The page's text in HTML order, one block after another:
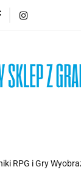
Nowości
Brydż, Poker
RPG i Gry